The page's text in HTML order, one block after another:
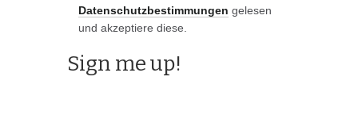
Datenschutzbestimmungen gelesen
und akzeptiere diese.